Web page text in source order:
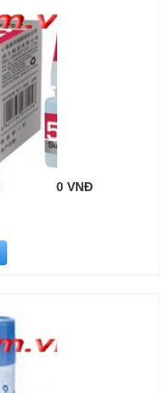
0 VNĐ